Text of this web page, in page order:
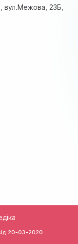
вул.Межова, 23Б,
20-03-2020